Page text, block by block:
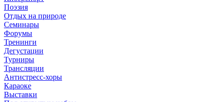
Поэзия
Отдых на природе
Семинары
Форумы
Тренинги
Дегустации
Турниры
Трансляции
Антистресс-хоры
Караоке
Выставки